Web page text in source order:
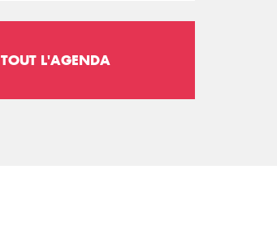
TOUT L'AGENDA